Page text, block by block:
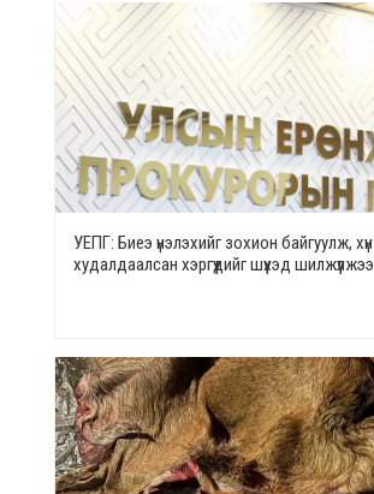
УЕПГ: Биеэ үнэлэхийг зохион байгуулж, хүн
худалдаалсан хэргүүдийг шүүхэд шилжүүлжээ